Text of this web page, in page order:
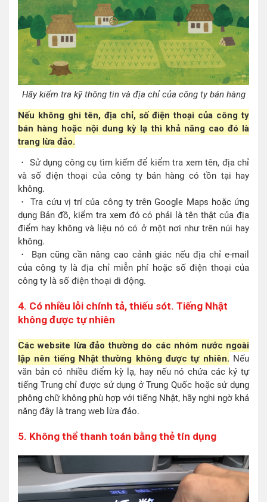
Hãy kiểm tra kỹ thông tin và địa chỉ của công ty bán hàng
Nếu không ghi tên, địa chỉ, số điện thoại của công ty
bán hàng hoặc nội dung kỳ lạ thì khả năng cao đó là
trang lừa đảo.
・ Sử dụng công cụ tìm kiếm để kiểm tra xem tên, địa chỉ
và số điện thoại của công ty bán hàng có tồn tại hay
không.
・ Tra cứu vị trí của công ty trên Google Maps hoặc ứng
dụng Bản đồ, kiểm tra xem đó có phải là tên thật của địa
điểm hay không và liệu nó có ở một nơi như trên núi hay
không.
・ Bạn cũng cần nâng cao cảnh giác nếu địa chỉ e-mail
của công ty là địa chỉ miễn phí hoặc số điện thoại của
công ty là số điện thoại di động.
4. Có nhiều lỗi chính tả, thiếu sót. Tiếng Nhật
không được tự nhiên
Các website lừa đảo thường do các nhóm nước ngoài
lập nên tiếng Nhật thường không được tự nhiên. Nếu
văn bản có nhiều điểm kỳ lạ, hay nếu nó chứa các ký tự
tiếng Trung chỉ được sử dụng ở Trung Quốc hoặc sử dụng
phông chữ không phù hợp với tiếng Nhật, hãy nghi ngờ khả
năng đây là trang web lừa đảo.
5. Không thể thanh toán bằng thẻ tín dụng